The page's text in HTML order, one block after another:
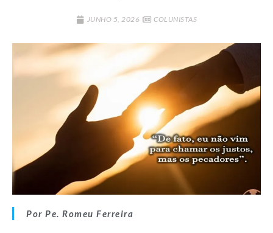
JUNHO 5, 2026 COLUNISTAS
Por Pe. Romeu Ferreira